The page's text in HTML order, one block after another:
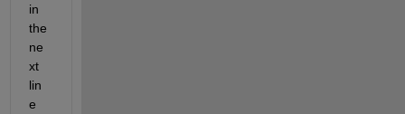
in
the
ne
xt
lin
e